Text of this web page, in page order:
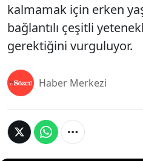
kalmamak için erken
bağlantılı çeşitli
gerektiğini vurguluyor.
Haber Merkezi